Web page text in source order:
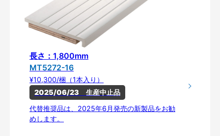
長さ：1,800mm
MT5272-16
¥10,300/梱（1本入り）
2025/06/23　生産中止品
代替推奨品は、2025年6月発売の新製品をお勧
めします。